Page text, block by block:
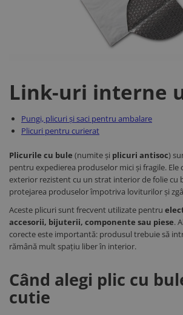
Link-uri interne
Pungi, plicuri și saci pentru ambalare
Plicuri pentru curierat
Plicurile cu bule (numite și plicuri antisoc)
pentru expedierea produselor mici și fragile. Ele
exterior rezistent cu un strat interior de folie cu
protejarea produselor împotriva loviturilor și
Aceste plicuri sunt frecvent utilizate pentru
accesorii, bijuterii, componente sau piese.
corecte este importantă: produsul trebuie să
rămână mult spațiu liber în interior.
Când alegi plic cu
cutie